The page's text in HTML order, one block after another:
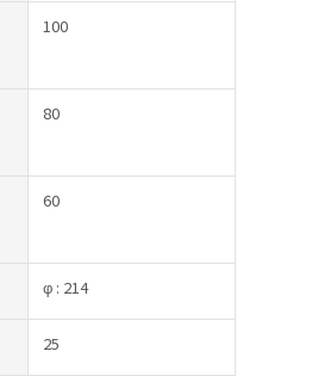
100
80
60
φ : 214
25